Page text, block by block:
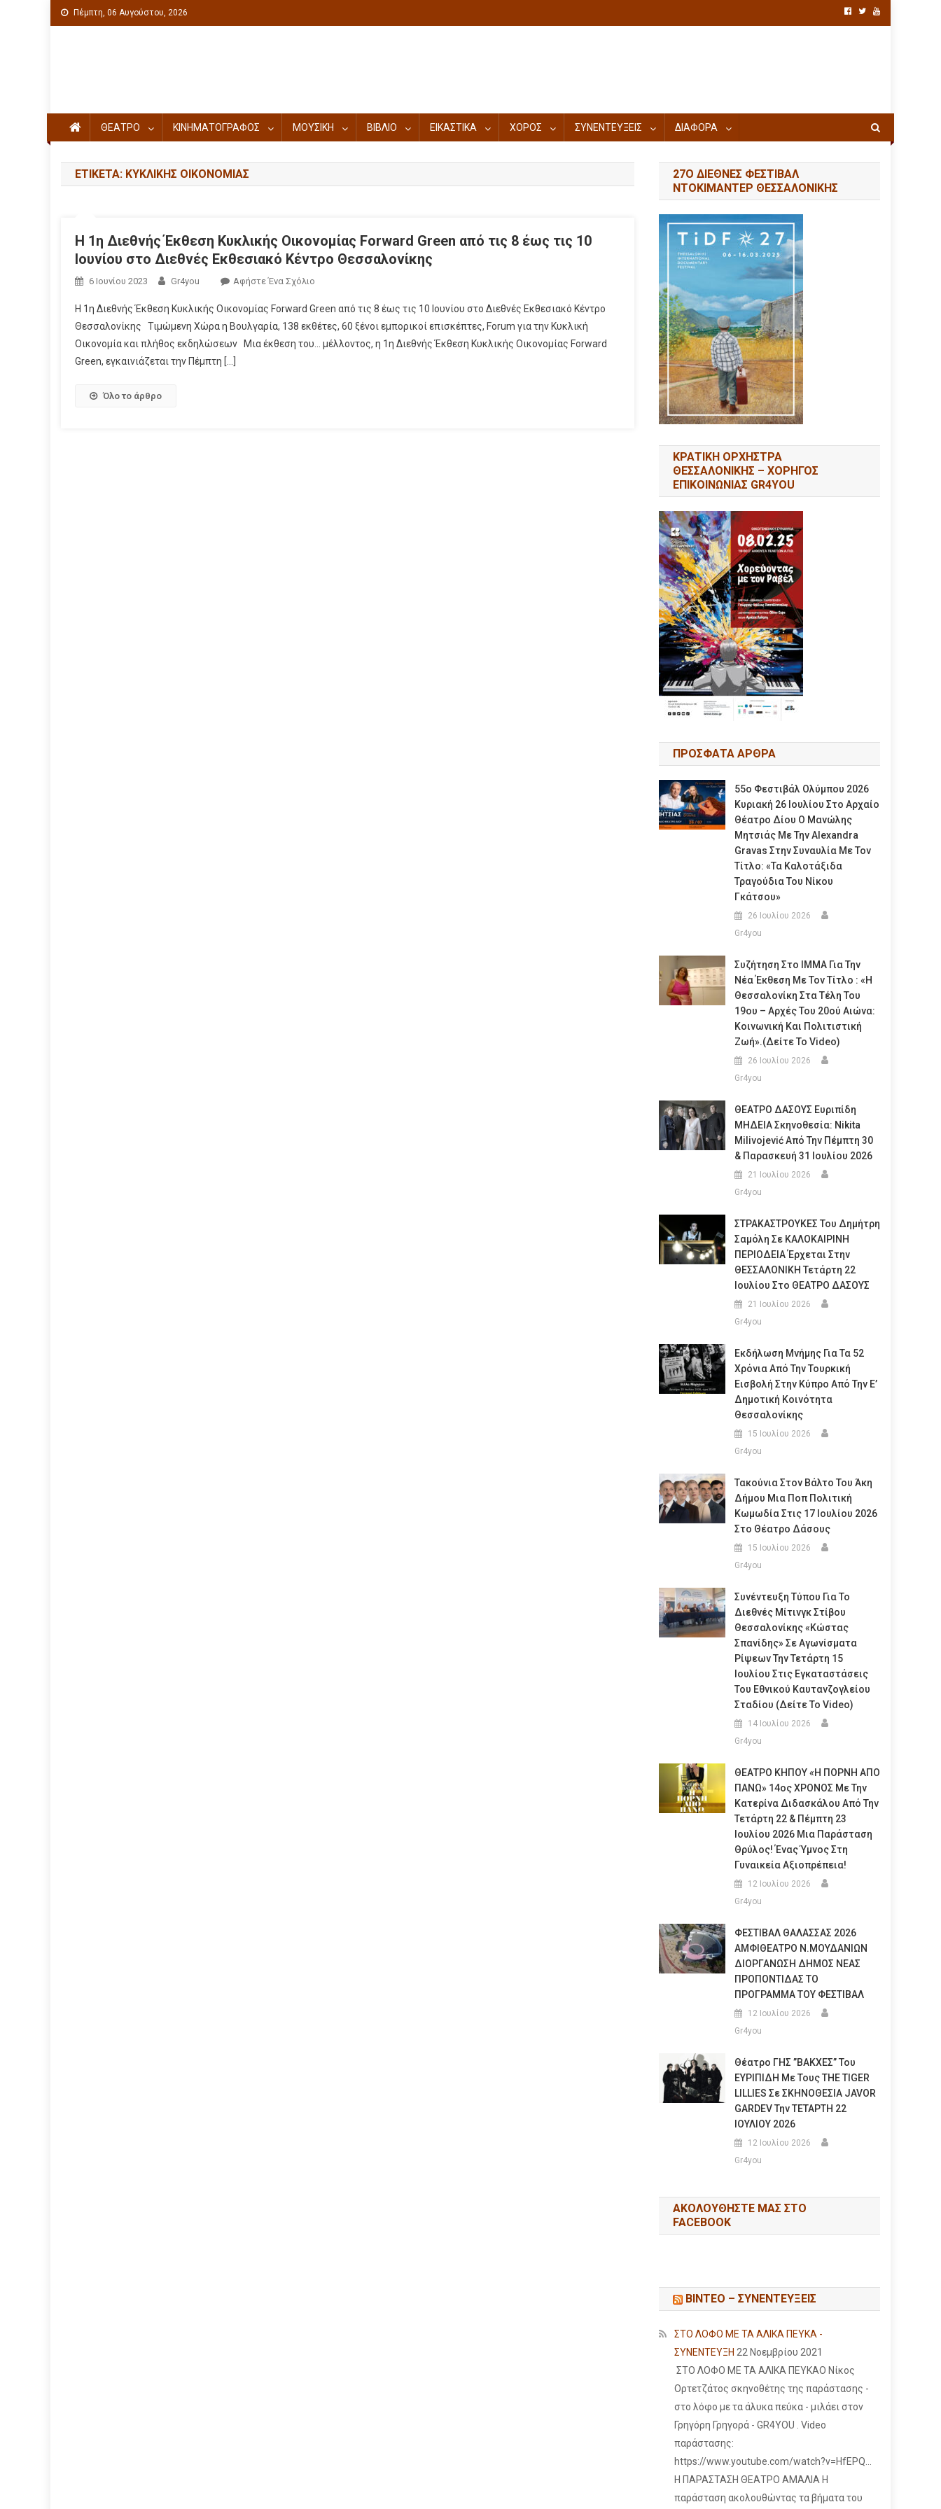
Πέμπτη, 06 Αυγούστου, 2026
ΘΕΑΤΡΟ ΚΙΝΗΜΑΤΟΓΡΑΦΟΣ ΜΟΥΣΙΚΗ ΒΙΒΛΙΟ ΕΙΚΑΣΤΙΚΑ ΧΟΡΟΣ ΣΥΝΕΝΤΕΥΞΕΙΣ ΔΙΑΦΟΡΑ
ΕΤΙΚΈΤΑ: ΚΥΚΛΙΚΉΣ ΟΙΚΟΝΟΜΊΑΣ
Η 1η Διεθνής Έκθεση Κυκλικής Οικονομίας Forward Green από τις 8 έως τις 10
Ιουνίου στο Διεθνές Εκθεσιακό Κέντρο Θεσσαλονίκης
6 Ιουνίου 2023 Gr4you Αφήστε Ένα Σχόλιο
Η 1η Διεθνής Έκθεση Κυκλικής Οικονομίας Forward Green από τις 8 έως τις 10 Ιουνίου στο Διεθνές Εκθεσιακό Κέντρο
Θεσσαλονίκης Τιμώμενη Χώρα η Βουλγαρία, 138 εκθέτες, 60 ξένοι εμπορικοί επισκέπτες, Forum για την Κυκλική
Οικονομία και πλήθος εκδηλώσεων Μια έκθεση του… μέλλοντος, η 1η Διεθνής Έκθεση Κυκλικής Οικονομίας Forward
Green, εγκαινιάζεται την Πέμπτη […]
Όλο το άρθρο
27Ο ΔΙΕΘΝΕΣ ΦΕΣΤΙΒΑΛ
ΝΤΟΚΙΜΑΝΤΕΡ ΘΕΣΣΑΛΟΝΙΚΗΣ
ΚΡΑΤΙΚΗ ΟΡΧΗΣΤΡΑ
ΘΕΣΣΑΛΟΝΙΚΗΣ – ΧΟΡΗΓΟΣ
ΕΠΙΚΟΙΝΩΝΙΑΣ GR4YOU
ΠΡΟΣΦΑΤΑ ΑΡΘΡΑ
55ο Φεστιβάλ Ολύμπου 2026
Κυριακή 26 Ιουλίου Στο Αρχαίο
Θέατρο Δίου Ο Μανώλης
Μητσιάς Με Την Alexandra
Gravas Στην Συναυλία Με Τον
Τίτλο: «τα Καλοτάξιδα
Τραγούδια Του Νίκου
Γκάτσου»
26 Ιουλίου 2026
Gr4you
Συζήτηση Στο ΙΜΜΑ Για Την
Νέα Έκθεση Με Τον Τίτλο : «Η
Θεσσαλονίκη Στα Τέλη Του
19ου – Αρχές Του 20ού Αιώνα:
Κοινωνική Και Πολιτιστική
Ζωή».(Δείτε Το Video)
26 Ιουλίου 2026
Gr4you
ΘΕΑΤΡΟ ΔΑΣΟΥΣ Ευριπίδη
ΜΗΔΕΙΑ Σκηνοθεσία: Nikita
Milivojević Από Την Πέμπτη 30
& Παρασκευή 31 Ιουλίου 2026
21 Ιουλίου 2026
Gr4you
ΣΤΡΑΚΑΣΤΡΟΥΚΕΣ Του Δημήτρη
Σαμόλη Σε ΚΑΛΟΚΑΙΡΙΝΗ
ΠΕΡΙΟΔΕΙΑ Έρχεται Στην
ΘΕΣΣΑΛΟΝΙΚΗ Τετάρτη 22
Ιουλίου Στο ΘΕΑΤΡΟ ΔΑΣΟΥΣ
21 Ιουλίου 2026
Gr4you
Εκδήλωση Μνήμης Για Τα 52
Χρόνια Από Την Τουρκική
Εισβολή Στην Κύπρο Από Την Ε’
Δημοτική Κοινότητα
Θεσσαλονίκης
15 Ιουλίου 2026
Gr4you
Τακούνια Στον Βάλτο Του Άκη
Δήμου Μια Ποπ Πολιτική
Κωμωδία Στις 17 Ιουλίου 2026
Στο Θέατρο Δάσους
15 Ιουλίου 2026
Gr4you
Συνέντευξη Τύπου Για Το
Διεθνές Μίτινγκ Στίβου
Θεσσαλονίκης «Κώστας
Σπανίδης» Σε Αγωνίσματα
Ρίψεων Την Τετάρτη 15
Ιουλίου Στις Εγκαταστάσεις
Του Εθνικού Καυτανζογλείου
Σταδίου (Δείτε Το Video)
14 Ιουλίου 2026
Gr4you
ΘΕΑΤΡΟ ΚΗΠΟΥ «Η ΠΟΡΝΗ ΑΠΟ
ΠΑΝΩ» 14ος ΧΡΟΝΟΣ Με Την
Κατερίνα Διδασκάλου Από Την
Τετάρτη 22 & Πέμπτη 23
Ιουλίου 2026 Μια Παράσταση
Θρύλος! Ένας Ύμνος Στη
Γυναικεία Αξιοπρέπεια!
12 Ιουλίου 2026
Gr4you
ΦΕΣΤΙΒΑΛ ΘΑΛΑΣΣΑΣ 2026
ΑΜΦΙΘΕΑΤΡΟ Ν.ΜΟΥΔΑΝΙΩΝ
ΔΙΟΡΓΑΝΩΣΗ ΔΗΜΟΣ ΝΕΑΣ
ΠΡΟΠΟΝΤΙΔΑΣ ΤΟ
ΠΡΟΓΡΑΜΜΑ ΤΟΥ ΦΕΣΤΙΒΑΛ
12 Ιουλίου 2026
Gr4you
Θέατρο ΓΗΣ ”ΒΑΚΧΕΣ” Του
ΕΥΡΙΠΙΔΗ Με Τους THE TIGER
LILLIES Σε ΣΚΗΝΟΘΕΣΙΑ JAVOR
GARDEV Την ΤΕΤΑΡΤΗ 22
ΙΟΥΛΙΟΥ 2026
12 Ιουλίου 2026
Gr4you
ΑΚΟΛΟΥΘΉΣΤΕ ΜΑΣ ΣΤΟ
FACEBOOK
ΒΙΝΤΕΟ – ΣΥΝΕΝΤΕΥΞΕΙΣ
ΣΤΟ ΛΟΦΟ ΜΕ ΤΑ ΑΛΙΚΑ ΠΕΥΚΑ -
ΣΥΝΕΝΤΕΥΞΗ 22 Νοεμβρίου 2021
ΣΤΟ ΛΟΦΟ ΜΕ ΤΑ ΑΛΙΚΑ ΠΕΥΚΑΟ Νίκος
Ορτετζάτος σκηνοθέτης της παράστασης -
στο λόφο με τα άλυκα πεύκα - μιλάει στον
Γρηγόρη Γρηγορά - GR4YOU . Video
παράστασης:
https://www.youtube.com/watch?v=HfEPQ...
Η ΠΑΡΑΣΤΑΣΗ ΘΕΑΤΡΟ ΑΜΑΛΙΑ Η
παράσταση ακολουθώντας τα βήματα του